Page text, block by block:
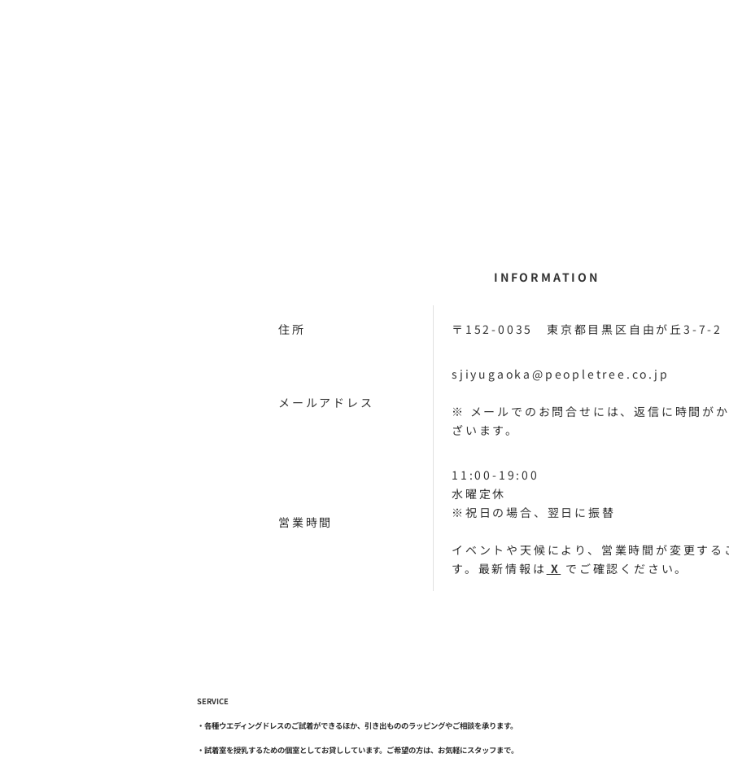
INFORMATION
住所 〒152-0035 東京都目黒区自由が丘3-7-2
メールアドレス
sjiyugaoka@peopletree.co.jp
※ メールでのお問合せには、返信に時間が
ざいます。
営業時間
11:00-19:00
水曜定休
※祝日の場合、翌日に振替
イベントや天候により、営業時間が変更する
す。最新情報は X でご確認ください。
SERVICE
・各種ウエディングドレスのご試着ができるほか、引き出もののラッピングやご相談を承ります。
・試着室を授乳するための個室としてお貸ししています。ご希望の方は、お気軽にスタッフまで。